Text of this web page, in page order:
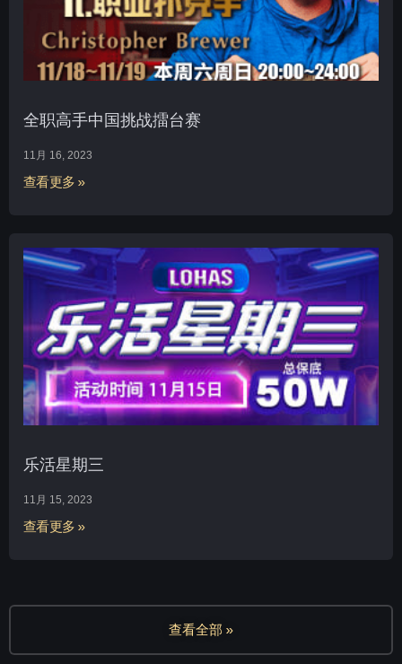
全职高手中国挑战擂台赛
11月 16, 2023
查看更多 »
乐活星期三
11月 15, 2023
查看更多 »
查看全部 »